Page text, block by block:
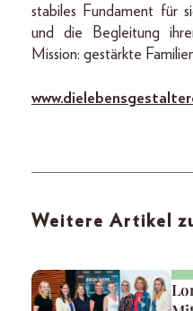
stabiles Fundament für
und die Begleitung
Mission: gestärkte
Weitere Artikel